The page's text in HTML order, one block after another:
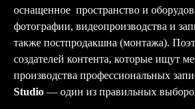
оснащенное пространство и
фотографии, видеопроизводства и
также постпродакшна (монтажа).
создателей контента, которые ищут
производства профессиональных
Studio — один из правильных